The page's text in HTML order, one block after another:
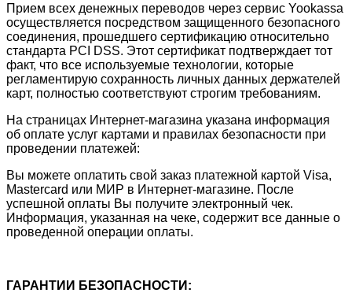
Прием всех денежных переводов через сервис Yookassa
осуществляется посредством защищенного безопасного
соединения, прошедшего сертификацию относительно
стандарта PCI DSS. Этот сертификат подтверждает тот
факт, что все используемые технологии, которые
регламентирую сохранность личных данных держателей
карт, полностью соответствуют строгим требованиям.
На страницах Интернет-магазина указана информация
об оплате услуг картами и правилах безопасности при
проведении платежей:
Вы можете оплатить свой заказ платежной картой Visa,
Mastercard или МИР в Интернет-магазине. После
успешной оплаты Вы получите электронный чек.
Информация, указанная на чеке, содержит все данные о
проведенной операции оплаты.
ГАРАНТИИ БЕЗОПАСНОСТИ: